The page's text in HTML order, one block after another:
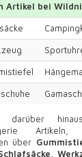
Artikel bei
darüber
Artikeln,
über